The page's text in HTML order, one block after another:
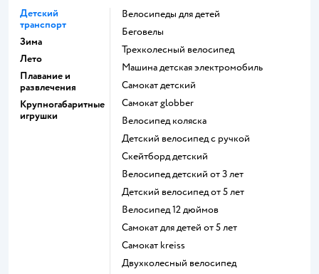
Детский
транспорт
Зима
Лето
Плавание и
развлечения
Крупногабаритные
игрушки
Велосипеды для детей
Беговелы
Трехколесный велосипед
Машина детская электромобиль
Самокат детский
Самокат globber
Велосипед коляска
Детский велосипед с ручкой
Скейтборд детский
Велосипед детский от 3 лет
Детский велосипед от 5 лет
Велосипед 12 дюймов
Самокат для детей от 5 лет
Самокат kreiss
Двухколесный велосипед